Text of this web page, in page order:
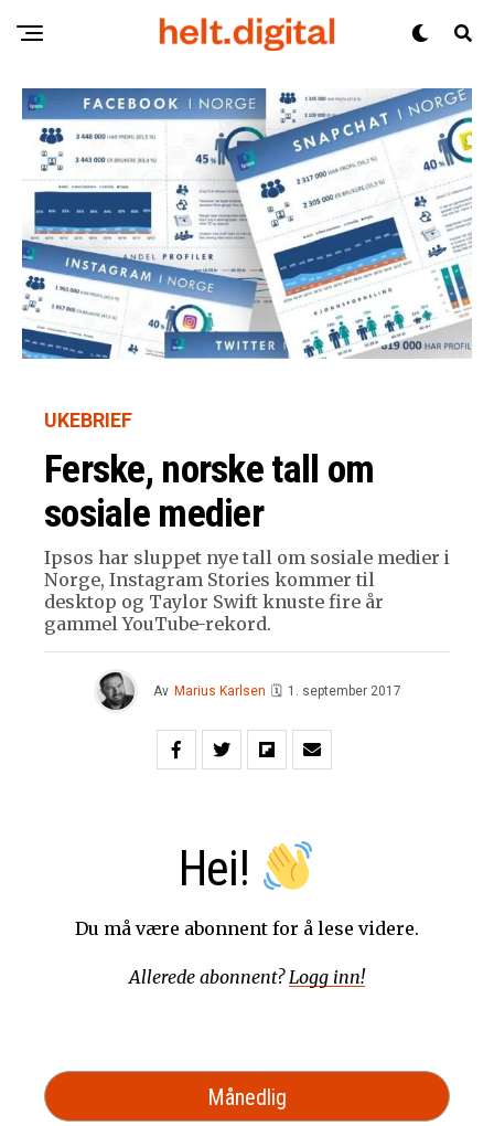
UKEBRIEF
Ferske, norske tall om
sosiale medier
Ipsos har sluppet nye tall om sosiale medier i
Norge, Instagram Stories kommer til
desktop og Taylor Swift knuste fire år
gammel YouTube-rekord.
Av Marius Karlsen 🗓 1. september 2017
Hei!
Du må være abonnent for å lese videre.
Allerede abonnent? Logg inn!
Månedlig